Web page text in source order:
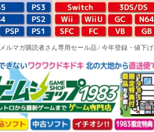
メルマガ購読者さん専用セール品 / 今年登録・値下